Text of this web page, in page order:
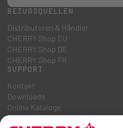
BEZUGSQUELLEN
Distributoren & Händler
CHERRY Shop EU
CHERRY Shop DE
CHERRY Shop FR
SUPPORT
Kontakt
Downloads
Online Kataloge
FAQ